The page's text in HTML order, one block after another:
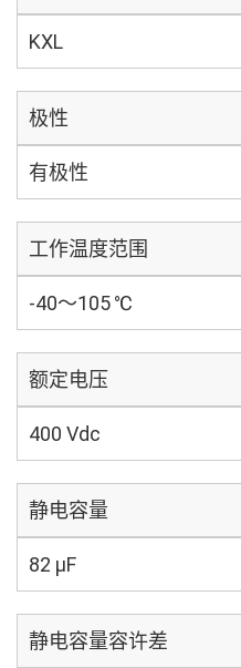
KXL
极性
有极性
工作温度范围
-40～105 ℃
额定电压
400 Vdc
静电容量
82 µF
静电容量容许差